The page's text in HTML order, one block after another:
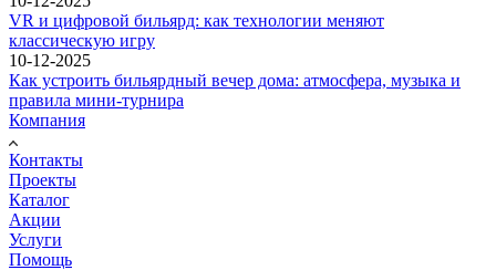
VR и цифровой бильярд: как технологии меняют
классическую игру
10-12-2025
Как устроить бильярдный вечер дома: атмосфера, музыка и
правила мини-турнира
Компания
Контакты
Проекты
Каталог
Акции
Услуги
Помощь